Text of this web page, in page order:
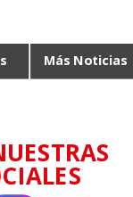
Más Noticias